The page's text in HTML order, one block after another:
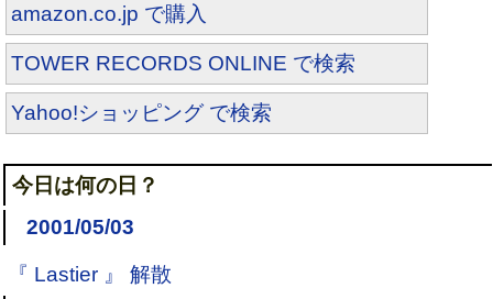
amazon.co.jp で購入
TOWER RECORDS ONLINE で検索
Yahoo!ショッピング で検索
今日は何の日？
2001/05/03
『 Lastier 』 解散